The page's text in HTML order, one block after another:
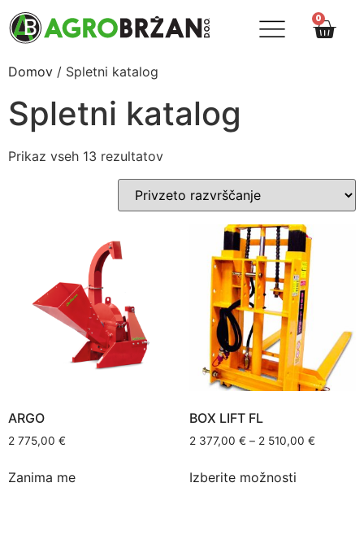
0
Domov / Spletni katalog
Spletni katalog
Prikaz vseh 13 rezultatov
ARGO
2 775,00 €
Zanima me
BOX LIFT FL
2 377,00 € – 2 510,00 €
Izberite možnosti